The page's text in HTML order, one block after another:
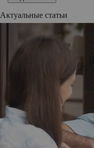
Актуальные статьи